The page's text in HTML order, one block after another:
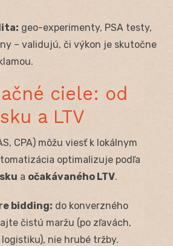
geo-experimenty, PSA testy,
– validujú, či výkon je skutočne
ciele: od
a LTV
CPA) môžu viesť k lokálnym
optimalizuje podľa
a očakávaného LTV.
bidding: do konverzného
čistú maržu (po zľavách,
nie hrubé tržby.